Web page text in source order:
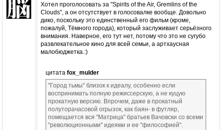
Хотел проголосовать за "Spirits of the Air, Gremlins of the
Clouds", а он отсутствует в голосовалке вообще. Довольно
дико, поскольку это единственный его фильм (кроме,
пожалуй, Тёмного города), который заслуживает серьёзного
внимания. Наверное, его тут нет, потому что это не сугубо
развлекательное кино для всей семьи, а артхаусная
малобюджетка.:)
цитата fox_mulder
"Город тьмы" близок к идеалу, особенно если
воспринимать полную режиссерскую, а не куцую
прокатную версию. Впрочем, даже в прокатный
полуторачасовой огрызок, как баян- в футляр,
помещается вся "Матрица" братьев Вачовски со всеми
"революционными" идеями и ее "философией".